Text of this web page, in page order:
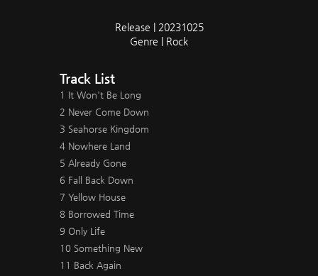
Release | 20231025
Genre | Rock
Track List
1 It Won't Be Long
2 Never Come Down
3 Seahorse Kingdom
4 Nowhere Land
5 Already Gone
6 Fall Back Down
7 Yellow House
8 Borrowed Time
9 Only Life
10 Something New
11 Back Again